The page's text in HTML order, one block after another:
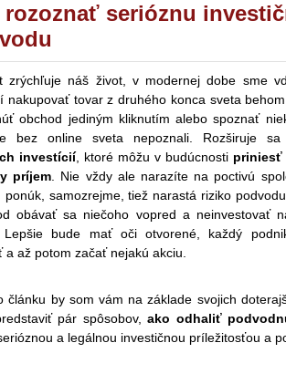
rozoznať serióznu
zrýchľuje náš život, v modernej dobe sme
nakupovať tovar z druhého konca sveta
obchod jediným kliknutím alebo spoznať
bez online sveta nepoznali. Rozširuje
investícií, ktoré môžu v budúcnosti priniesť
príjem . Nie vždy ale narazíte na poctivú
ponúk, samozrejme, tiež narastá riziko
obávať sa niečoho vopred a neinvestovať
Lepšie bude mať oči otvorené, každý
a až potom začať nejakú akciu.
článku by som vám na základe svojich
pár spôsobov, ako odhaliť
a legálnou investičnou príležitosťou a